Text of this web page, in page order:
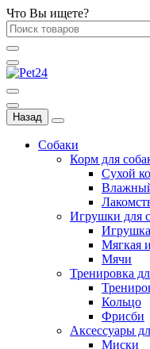
Что Вы ищете?
Назад
Собаки
Корм для
Сухой
Игрушки для
Игрушка
Мягкая
Мячи
Тренировка
Кольцо
Фрисби
Аксессуары
Миски